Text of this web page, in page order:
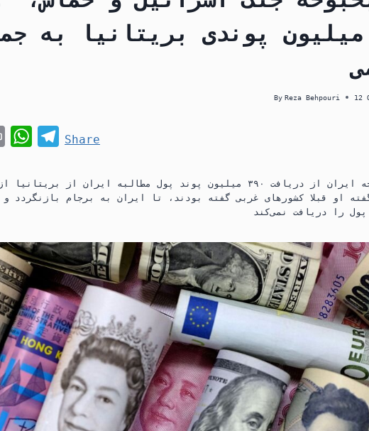
۳۹۰ میلیون پوندی بریتانیا به
By Reza Behpouri 12
i
n
a
t
A
p
p
T
r
a
m
Share
وزیر خارجه ایران از دریافت ۳۹۰ میلیون پوند پول مطالبه ایران از
او قبلا کشورهای غربی گفته بودند، تا ایران به برجام بازنگردد و